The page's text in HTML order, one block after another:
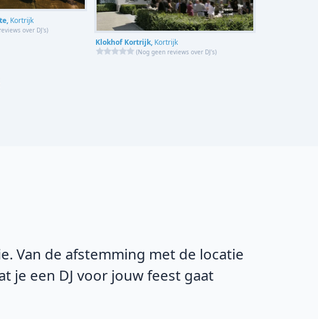
Kortrijk
over DJ's)
Klokhof Kortrijk, Kortrijk
(Nog geen reviews over DJ's)
Van de afstemming met de locatie
je een DJ voor jouw feest gaat